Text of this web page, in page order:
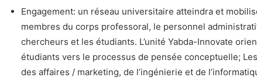
Engagement: un réseau universitaire atteindra et
membres du corps professoral, le personnel
chercheurs et les étudiants. L’unité Yabda-Innovate
étudiants vers le processus de pensée conceptuelle;
des affaires / marketing, de l’ingénierie et de